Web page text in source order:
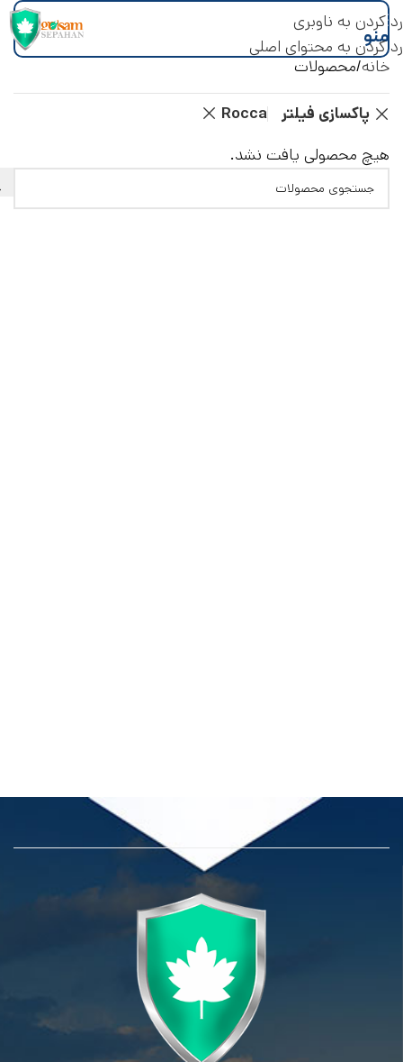
رد کردن به ناوبری
رد کردن به محتوای اصلی
منو
خانه محصولات
پاکسازی فیلتر Rocca
هیچ محصولی یافت نشد.